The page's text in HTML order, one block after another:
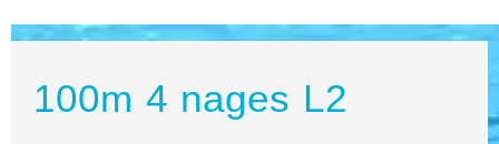
100m 4 nages L2